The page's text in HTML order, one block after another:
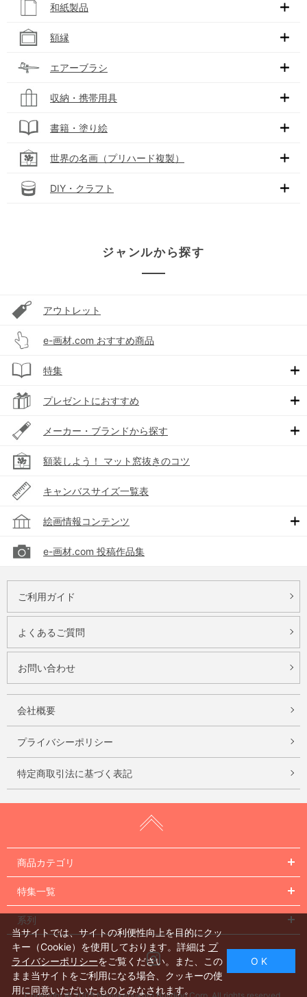
和紙製品
額縁
エアーブラシ
収納・携帯用具
書籍・塗り絵
世界の名画（プリハード複製）
DIY・クラフト
ジャンルから探す
アウトレット
e-画材.com おすすめ商品
特集
プレゼントにおすすめ
メーカー・ブランドから探す
額装しよう！ マット窓抜きのコツ
キャンバスサイズ一覧表
絵画情報コンテンツ
e-画材.com 投稿作品集
ご利用ガイド
よくあるご質問
お問い合わせ
会社概要
プライバシーポリシー
特定商取引法に基づく表記
商品カテゴリ
特集一覧
系列
Instagram
当サイトでは、サイトの利便性向上を目的にクッ
キー（Cookie）を使用しております。詳細は プ
ライバシーポリシーをご覧ください。また、この
まま当サイトをご利用になる場合、クッキーの使
用に同意いただいたものとみなされます。
O K